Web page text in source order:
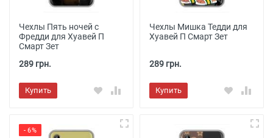
Чехлы Пять ночей с
Фредди для Хуавей П
Смарт Зет
289 грн.
Купить
Чехлы Мишка Тедди для
Хуавей П Смарт Зет
289 грн.
Купить
- 6%